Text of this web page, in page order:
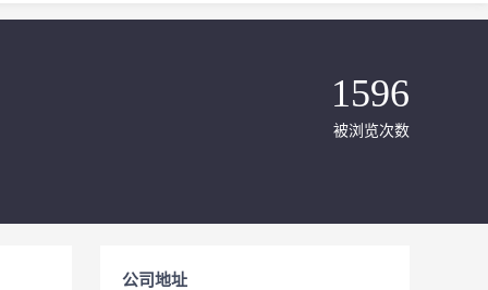
1596
被浏览次数
公司地址